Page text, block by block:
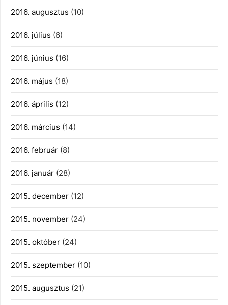
2016. augusztus (10)
2016. július (6)
2016. június (16)
2016. május (18)
2016. április (12)
2016. március (14)
2016. február (8)
2016. január (28)
2015. december (12)
2015. november (24)
2015. október (24)
2015. szeptember (10)
2015. augusztus (21)